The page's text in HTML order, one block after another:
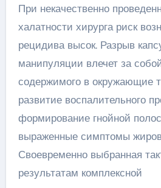
При некачественно
халатности хирурга риск
рецидива высок. Разрыв
манипуляции влечет за
содержимого в окружающие
развитие воспалительного
формирование гнойной
выраженные симптомы
Своевременно выбранная
результатам комплексной